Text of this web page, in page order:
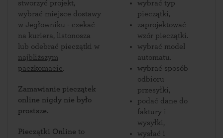
stworzyć projekt,
wybrać miejsce dostawy
w Jegłowniku - czekać
na kuriera, listonosza
lub odebrać pieczątki w
najbliższym
paczkomacie.
Zamawianie pieczątek
online nigdy nie było
prostsze.
Pieczątki Online to
wybrać typ
pieczątki,
zaprojektować
wzór pieczątki.
wybrać model
automatu.
wybrać sposób
odbioru
przesyłki,
podać dane do
faktury i
wysyłki,
wysłać i